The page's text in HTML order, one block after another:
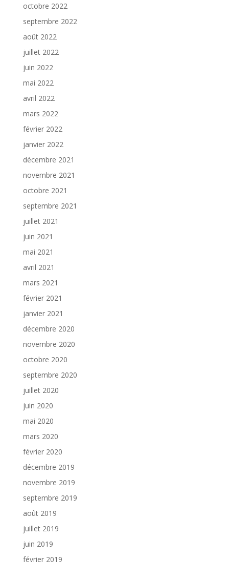
octobre 2022
septembre 2022
août 2022
juillet 2022
juin 2022
mai 2022
avril 2022
mars 2022
février 2022
janvier 2022
décembre 2021
novembre 2021
octobre 2021
septembre 2021
juillet 2021
juin 2021
mai 2021
avril 2021
mars 2021
février 2021
janvier 2021
décembre 2020
novembre 2020
octobre 2020
septembre 2020
juillet 2020
juin 2020
mai 2020
mars 2020
février 2020
décembre 2019
novembre 2019
septembre 2019
août 2019
juillet 2019
juin 2019
février 2019